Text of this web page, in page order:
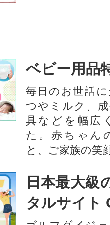
ベビー用品
毎日のお世話
つやミルク、
具などを幅広
た。赤ちゃん
と、ご家族の笑
日本最大級
タルサイト